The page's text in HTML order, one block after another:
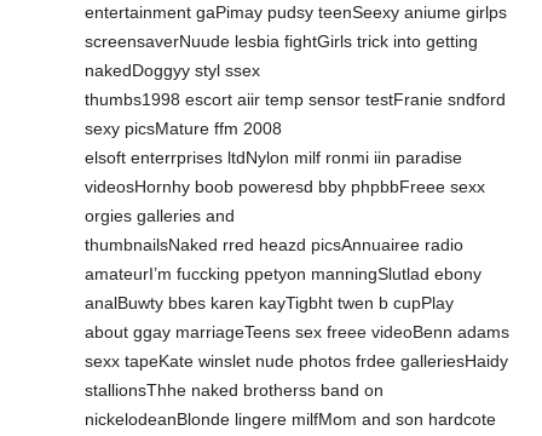
entertainment gaPimay pudsy teenSeexy aniume girlps
screensaverNuude lesbia fightGirls trick into getting
nakedDoggyy styl ssex
thumbs1998 escort aiir temp sensor testFranie sndford
sexy picsMature ffm 2008
elsoft enterrprises ltdNylon milf ronmi iin paradise
videosHornhy boob poweresd bby phpbbFreee sexx
orgies galleries and
thumbnailsNaked rred heazd picsAnnuairee radio
amateurI’m fuccking ppetyon manningSlutlad ebony
analBuwty bbes karen kayTigbht twen b cupPlay
about ggay marriageTeens sex freee videoBenn adams
sexx tapeKate winslet nude photos frdee galleriesHaidy
stallionsThhe naked brotherss band on
nickelodeanBlonde lingere milfMom and son hardcote